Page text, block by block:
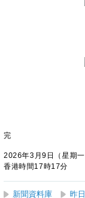
完
2026年3月9日（星期一
香港時間17時17分
新聞資料庫 昨